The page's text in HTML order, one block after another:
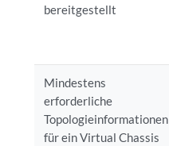
bereitgestellt
Mindestens
erforderliche
Topologieinformationen
für ein Virtual Chassis